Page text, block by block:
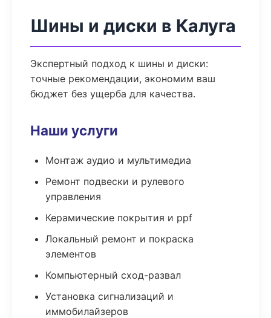
Шины и диски в Калуга
Экспертный подход к шины и диски:
точные рекомендации, экономим ваш
бюджет без ущерба для качества.
Наши услуги
Монтаж аудио и мультимедиа
Ремонт подвески и рулевого
управления
Керамические покрытия и ppf
Локальный ремонт и покраска
элементов
Компьютерный сход-развал
Установка сигнализаций и
иммобилайзеров